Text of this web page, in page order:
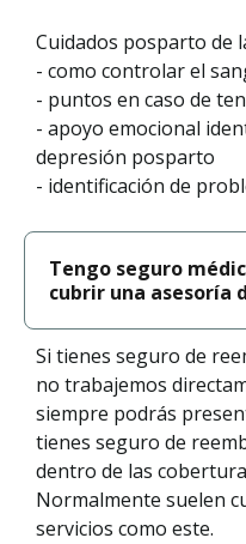
Cuidados posparto de
- como controlar el
- puntos en caso de
- apoyo emocional
depresión posparto
- identificación de
Tengo seguro
cubrir una asesoría
Si tienes seguro de
no trabajemos
siempre podrás
tienes seguro de
dentro de las
Normalmente suelen
servicios como este.